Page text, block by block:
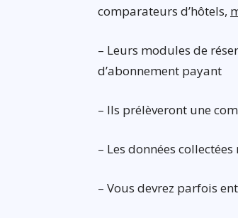
comparateurs d’hôtels,
– Leurs modules de
d’abonnement payant
– Ils prélèveront une
– Les données
– Vous devrez parfois